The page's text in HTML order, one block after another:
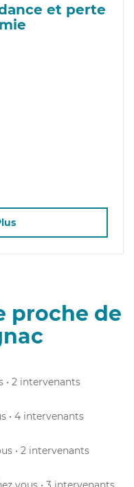
et perte
proche de
• 2 intervenants
• 4 intervenants
• 2 intervenants